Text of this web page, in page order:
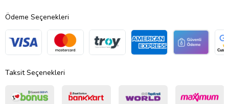
Ödeme Seçenekleri
Taksit Seçenekleri